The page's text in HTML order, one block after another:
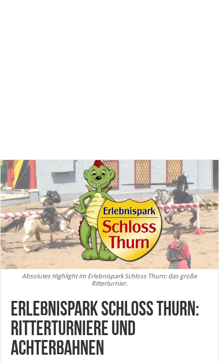
Absolutes Highlight im Erlebnispark Schloss Thurn: das große
Ritterturnier.
Erlebnispark Schloss Thurn:
Ritterturniere und
Achterbahnen